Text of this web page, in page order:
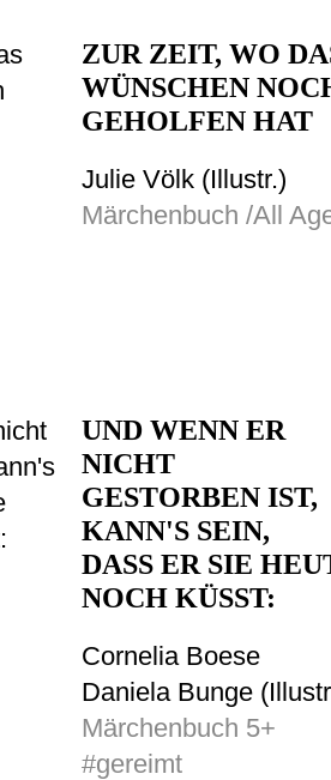
ZUR ZEIT, WO
WÜNSCHEN
GEHOLFEN HAT
Julie Völk (Illustr.)
Märchenbuch /All
UND WENN ER
NICHT
GESTORBEN IST,
KANN'S SEIN,
DASS ER SIE
NOCH KÜSST:
Cornelia Boese
Daniela Bunge
Märchenbuch 5+
#gereimt